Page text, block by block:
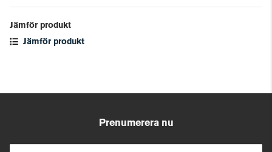
Jämför produkt
Jämför produkt
Prenumerera nu